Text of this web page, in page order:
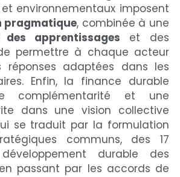
environnementaux imposent
pragmatique
apprentissages et des
permettre à chaque acteur
réponses adaptées dans les
Enfin, la finance durable
complémentarité et une
dans une vision collective
se traduit par la formulation
communs, des 17
durable des
passant par les accords de